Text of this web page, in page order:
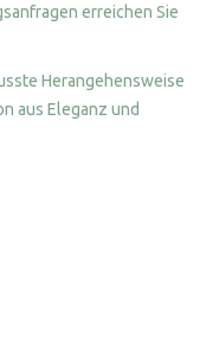
erreichen Sie
Herangehensweise
aus Eleganz und